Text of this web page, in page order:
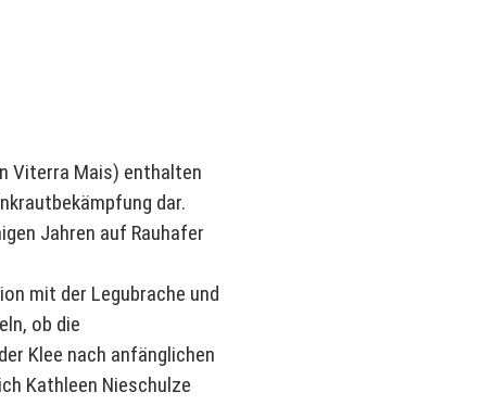
Viterra Mais) enthalten
dar.
Jahren auf Rauhafer
mit der Legubrache und
ob die
Klee nach anfänglichen
Kathleen Nieschulze